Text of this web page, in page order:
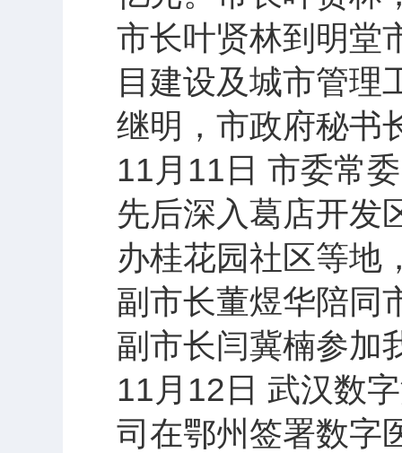
市长叶贤林到明堂
目建设及城市管理
继明，市政府秘书
11月11日 市委常
先后深入葛店开发
办桂花园社区等地
副市长董煜华陪同
副市长闫冀楠参加
11月12日 武汉数
司在鄂州签署数字